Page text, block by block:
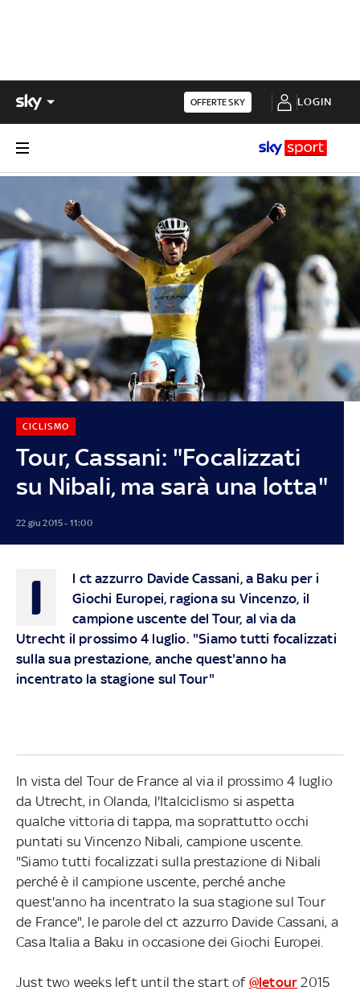
OFFERTE SKY LOGIN
Tour, Cassani: "Focalizzati
su Nibali, ma sarà una lotta"
CICLISMO
22 giu 2015 - 11:00
I l ct azzurro Davide Cassani, a Baku per i
Giochi Europei, ragiona su Vincenzo, il
campione uscente delTour, al via da
Utrecht il prossimo 4 luglio. "Siamo tutti focalizzati
sulla sua prestazione, anche quest'anno ha
incentrato la stagione sul Tour"
In vista del Tour de France al via il prossimo 4 luglio
da Utrecht, in Olanda, l'Italciclismo si aspetta
qualche vittoria di tappa, ma soprattutto occhi
puntati su Vincenzo Nibali, campione uscente.
"Siamo tutti focalizzati sulla prestazione di Nibali
perché è il campione uscente, perché anche
quest'anno ha incentrato la sua stagione sul Tour
de France", le parole del ct azzurro Davide Cassani, a
Casa Italia a Baku in occasione dei Giochi Europei.
Just two weeks left until the start of @letour 2015